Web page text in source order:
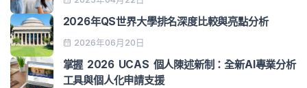
2026年QS世界大學排名深度比較與亮點分析
2026年06月20日
掌握 2026 UCAS 個人陳述新制：全新AI專業分析
工具與個人化申請支援